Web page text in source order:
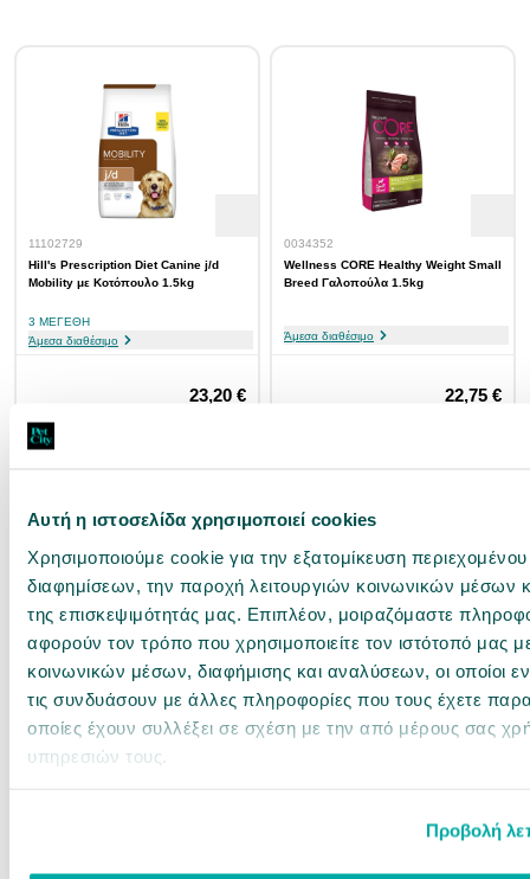
Αυτή η ιστοσελίδα χρησιμοποιεί cookies
Χρησιμοποιούμε cookie για την εξατομίκευση περιεχομένου
διαφημίσεων, την παροχή λειτουργιών κοινωνικών μέσων
της επισκεψιμότητάς μας. Επιπλέον, μοιραζόμαστε
αφορούν τον τρόπο που χρησιμοποιείτε τον ιστότοπό μας
κοινωνικών μέσων, διαφήμισης και αναλύσεων, οι οποίοι
τις συνδυάσουν με άλλες πληροφορίες που τους έχετε
οποίες έχουν συλλέξει σε σχέση με την από μέρους σας
υπηρεσιών τους.
Προβολή
11102729
Hill's Prescription Diet Canine j/d
Mobility με Κοτόπουλο 1.5kg
3 ΜΕΓΈΘΗ
Άμεσα διαθέσιμο
23,20 €
0034352
Wellness CORE Healthy Weight Small
Breed Γαλοπούλα 1.5kg
Άμεσα διαθέσιμο
22,75 €
11102771
Orijen Senior 2kg
11102255